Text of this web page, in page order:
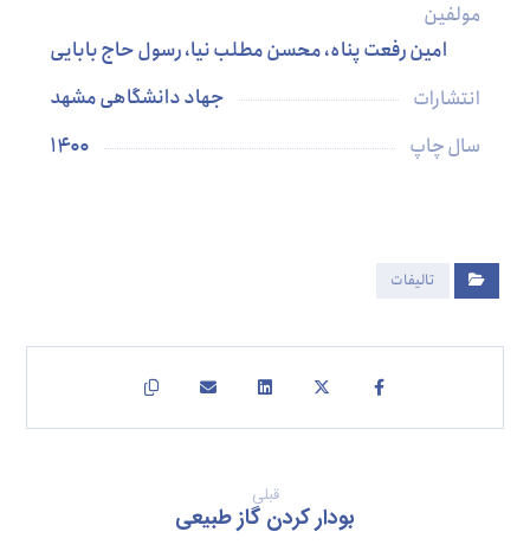
مولفین
امین رفعت پناه، محسن مطلب نیا، رسول حاج بابایی
انتشارات
جهاد دانشگاهی مشهد
سال چاپ
۱۴۰۰
تالیفات
قبلی
بودار کردن گاز طبیعی